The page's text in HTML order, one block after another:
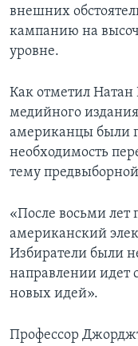
внешних
кампанию на
уровне.
Как отметил Натан
медийного
американцы были
необходимость
тему
«После восьми
американский
Избиратели были
направлении идет
новых идей».
Профессор